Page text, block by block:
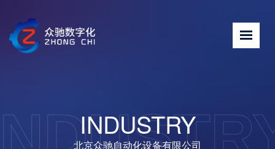
INDUSTRY
北京众驰自动化设备有限公司